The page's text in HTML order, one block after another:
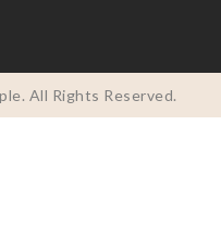
All Rights Reserved.